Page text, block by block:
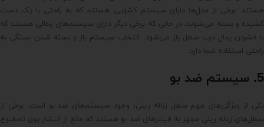
هستند. برخی از مدل‌ها دارای سیستم کشویی هستند که به راحتی با یک دست
کشیده و بسته می‌شوند، در حالی که برخی دیگر دارای سیستم‌های پدالی هستند که
با فشردن پدال درب سطل باز می‌شود. انتخاب سیستم باز و بسته شدن بستگی به
راحتی استفاده شما دارد.
5. سیستم ضد بو
یکی از ویژگی‌های مهم سطل زباله ریلی، وجود سیستم‌های ضد بو است. برخی از
سطل‌های زباله ریلی مجهز به فیلترهای ضد بو هستند که مانع از انتشار بوی نامطبوع